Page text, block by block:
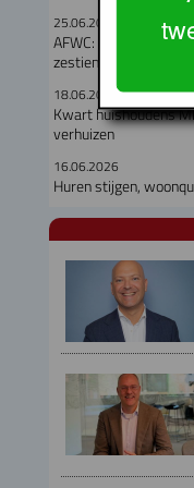
25.06.2026
AFWC: corporaties
zestien jaar
18.06.2026
Kwart huishoudens
verhuizen
16.06.2026
Huren stijgen,